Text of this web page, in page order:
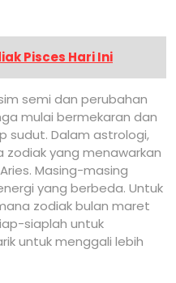
Pisces Hari Ini
semi dan perubahan
mulai bermekaran dan
sudut. Dalam astrologi,
zodiak yang menawarkan
Masing-masing
yang berbeda. Untuk
zodiak bulan maret
siaplah untuk
untuk menggali lebih